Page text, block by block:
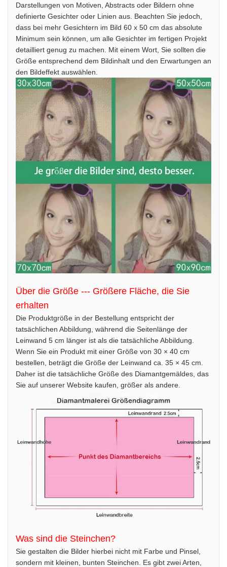
Darstellungen von Motiven, Abstracts oder Bildern ohne
definierte Gesichter oder Linien aus. Beachten Sie jedoch,
dass bei mehr Gesichtern im Bild 60 x 50 cm das absolute
Minimum sein können, um alle Gesichter im fertigen Projekt
detailliert genug zu machen. Mit einem Wort, Sie sollten die
Größe entsprechend dem Bildinhalt und den Erwartungen an
den Bildeffekt auswählen.
Über die Größe --- Größere Fläche, die Sie
erhalten
Die Produktgröße in der Bestellung entspricht der
tatsächlichen Abbildung, während die Seitenlänge der
Leinwand 5 cm länger ist als die tatsächliche Abbildung.
Wenn Sie ein Produkt mit einer Größe von 30 × 40 cm
bestellen, beträgt die Größe der Leinwand ca. 35 × 45 cm.
Daher ist die tatsächliche Größe des Diamantgemäldes, das
Sie auf unserer Website kaufen, größer als andere.
Was sind die Steinchen?
Sie gestalten die Bilder hierbei nicht mit Farbe und Pinsel,
sondern mit kleinen, bunten Steinchen. Es gibt zwei Arten,